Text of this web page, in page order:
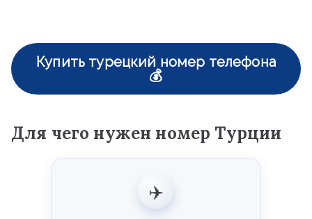
Купить турецкий номер телефона
💰
Для чего нужен номер Турции
✈️